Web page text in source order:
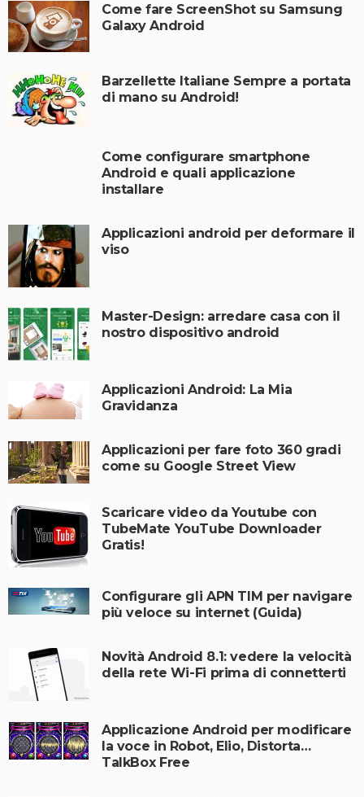
Come fare ScreenShot su Samsung
Galaxy Android
Barzellette Italiane Sempre a portata
di mano su Android!
Come configurare smartphone
Android e quali applicazione
installare
Applicazioni android per deformare il
viso
Master-Design: arredare casa con il
nostro dispositivo android
Applicazioni Android: La Mia
Gravidanza
Applicazioni per fare foto 360 gradi
come su Google Street View
Scaricare video da Youtube con
TubeMate YouTube Downloader
Gratis!
Configurare gli APN TIM per navigare
più veloce su internet (Guida)
Novità Android 8.1: vedere la velocità
della rete Wi-Fi prima di connetterti
Applicazione Android per modificare
la voce in Robot, Elio, Distorta…
TalkBox Free